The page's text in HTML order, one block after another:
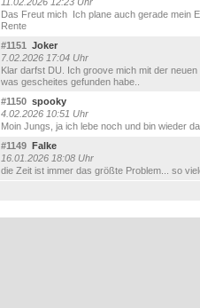
Das Freut mich Ich plane auch gerade mein
Rente
#1151
Joker
7.02.2026 17:04 Uhr
Klar darfst DU. Ich groove mich mit der
was gescheites gefunden habe..
#1150 spooky
4.02.2026 10:51 Uhr
Moin Jungs, ja ich lebe noch und bin wieder
#1149 Falke
16.01.2026 18:08 Uhr
die Zeit ist immer das größte Problem... so